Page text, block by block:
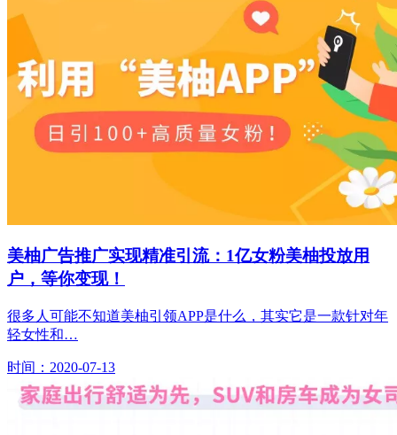
美柚广告推广实现精准引流：1亿女粉美柚投放用
户，等你变现！
很多人可能不知道美柚引领APP是什么，其实它是一款针对年
轻女性和…
时间：2020-07-13